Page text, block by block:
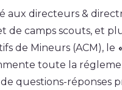
aux directeurs &
de camps scouts, et
de Mineurs (ACM), le
toute la
questions-réponses